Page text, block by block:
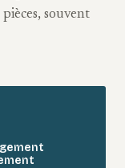
pièces, souvent